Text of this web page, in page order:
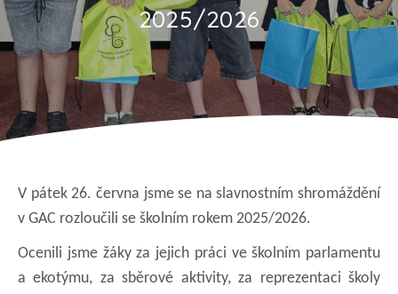
2025/2026
V pátek 26. června jsme se na slavnostním shromáždění
v GAC rozloučili se školním rokem 2025/2026.
Ocenili jsme žáky za jejich práci ve školním parlamentu
a ekotýmu, za sběrové aktivity, za reprezentaci školy